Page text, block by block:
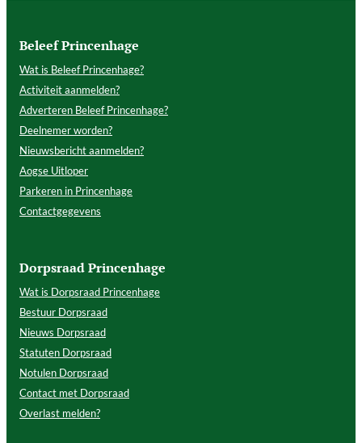
Beleef Princenhage
Wat is Beleef Princenhage?
Activiteit aanmelden?
Adverteren Beleef Princenhage?
Deelnemer worden?
Nieuwsbericht aanmelden?
Aogse Uitloper
Parkeren in Princenhage
Contactgegevens
Dorpsraad Princenhage
Wat is Dorpsraad Princenhage
Bestuur Dorpsraad
Nieuws Dorpsraad
Statuten Dorpsraad
Notulen Dorpsraad
Contact met Dorpsraad
Overlast melden?